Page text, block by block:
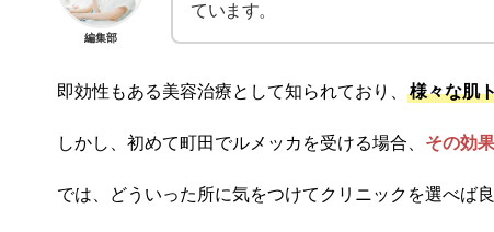
編集部
ています。
即効性もある美容治療として知られており、 様々な肌
しかし、初めて町田でルメッカを受ける場合、 その効
では、どういった所に気をつけてクリニックを選べば